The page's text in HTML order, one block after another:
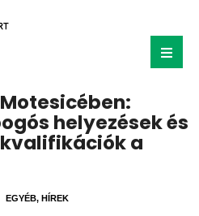
helyezések és
a
EGYÉB, HÍREK